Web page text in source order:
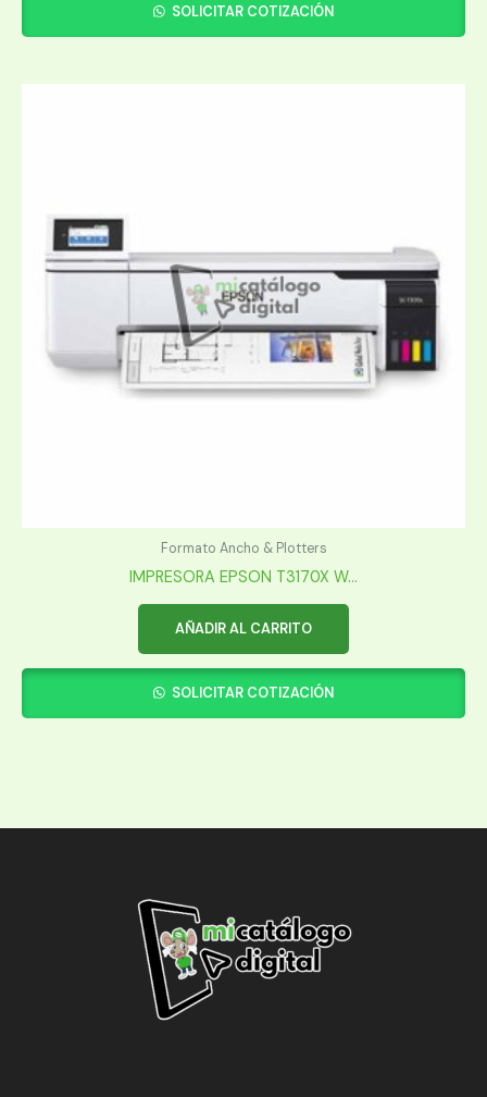
SOLICITAR COTIZACIÓN
Formato Ancho & Plotters
IMPRESORA EPSON T3170X W...
AÑADIR AL CARRITO
SOLICITAR COTIZACIÓN